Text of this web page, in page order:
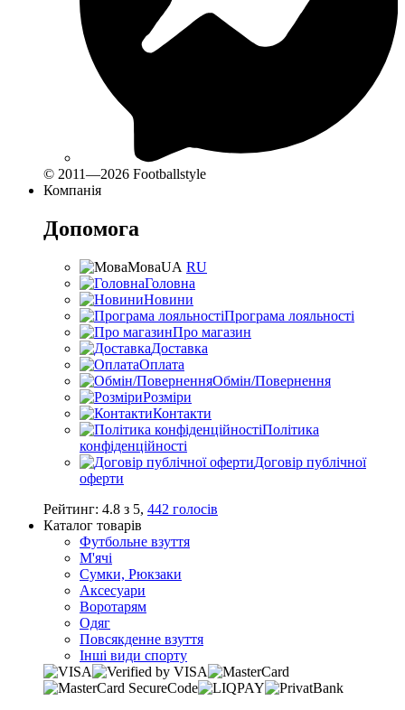
© 2011—2026 Footballstyle
Компанія
Допомога
МоваUA RU
Головна
Новини
Програма лояльності
Про магазин
Доставка
Оплата
Обмін/Повернення
Розміри
Контакти
Політика
конфіденційності
Договір публічної
оферти
Рейтинг: 4.8 з 5, 442 голосів
Каталог товарів
Футбольне взуття
М'ячі
Сумки, Рюкзаки
Аксесуари
Воротарям
Одяг
Повсякденне взуття
Інші види спорту